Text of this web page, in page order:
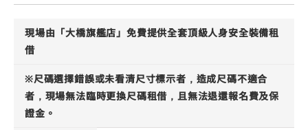
現場由「大橋旗艦店」免費提供全套頂級人身安全裝備租
借
※尺碼選擇錯誤或未看清尺寸標示者，造成尺碼不適合
者，現場無法臨時更換尺碼租借，且無法退還報名費及保
證金。